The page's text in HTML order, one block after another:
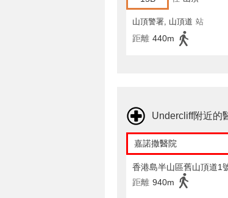
山頂警署, 山頂道 站
距離 440m
Undercliff附近的
嘉諾撒醫院
香港島半山區舊山頂道1
距離 940m